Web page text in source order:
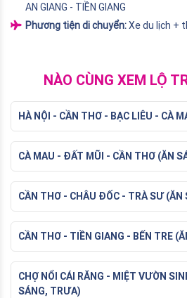
AN GIANG - TIỀN GIANG
Phương tiện di chuyển:Xe du lịch +
NÀO CÙNG XEM LỘ
HÀ NỘI - CẦN THƠ - BẠC LIÊU - CÀ
CÀ MAU - ĐẤT MŨI - CẦN THƠ (ĂN
CẦN THƠ - CHÂU ĐỐC - TRÀ SƯ (ĂN
CẦN THƠ - TIỀN GIANG - BẾN TRE
CHỢ NỔI CÁI RĂNG - MIỆT VƯỜN
SÁNG, TRƯA)